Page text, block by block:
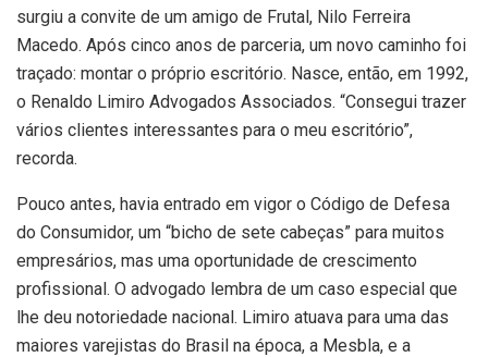
surgiu a convite de um amigo de Frutal, Nilo Ferreira
Macedo. Após cinco anos de parceria, um novo caminho foi
traçado: montar o próprio escritório. Nasce, então, em 1992,
o Renaldo Limiro Advogados Associados. “Consegui trazer
vários clientes interessantes para o meu escritório”,
recorda.
Pouco antes, havia entrado em vigor o Código de Defesa
do Consumidor, um “bicho de sete cabeças” para muitos
empresários, mas uma oportunidade de crescimento
profissional. O advogado lembra de um caso especial que
lhe deu notoriedade nacional. Limiro atuava para uma das
maiores varejistas do Brasil na época, a Mesbla, e a